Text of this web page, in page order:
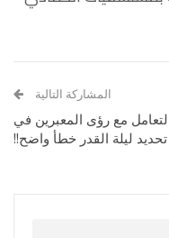
المشاركة التالية
مع رؤى المعبرين في
تحديد ليلة القدر خطأ واضح!!